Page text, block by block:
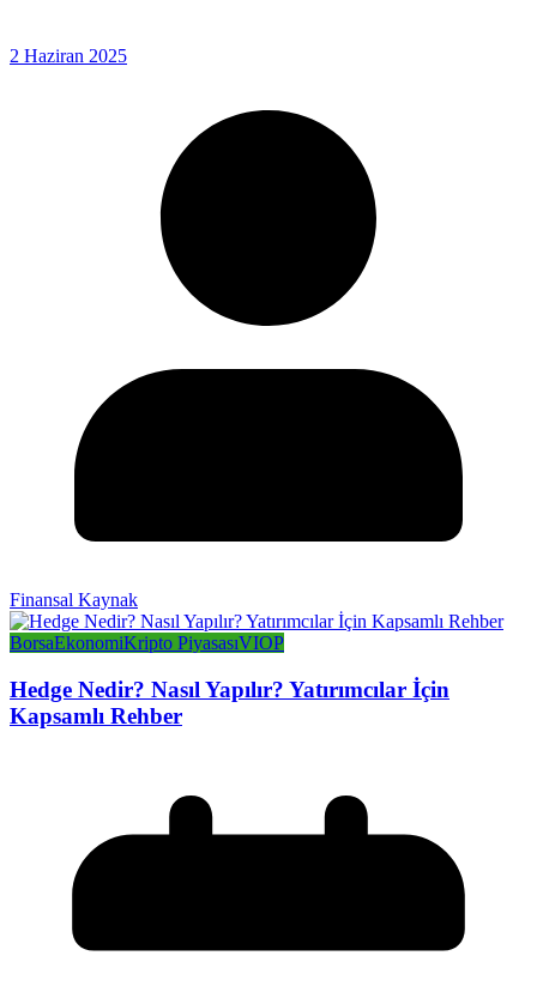
2 Haziran 2025
Finansal Kaynak
BorsaEkonomiKripto PiyasasıVIOP
Hedge Nedir? Nasıl Yapılır? Yatırımcılar İçin
Kapsamlı Rehber